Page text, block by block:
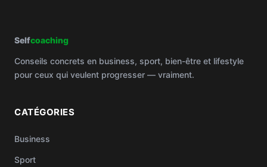
Selfcoaching
Conseils concrets en business, sport, bien-être et lifestyle
pour ceux qui veulent progresser — vraiment.
CATÉGORIES
Business
Sport